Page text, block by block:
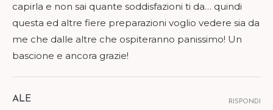
capirla e non sai quante soddisfazioni ti da… quindi
questa ed altre fiere preparazioni voglio vedere sia da
me che dalle altre che ospiteranno panissimo! Un
bascione e ancora grazie!
ALE RISPONDI